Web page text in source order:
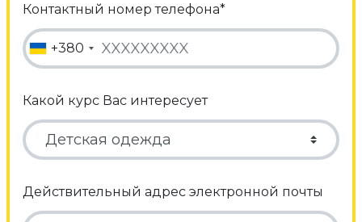
Контактный номер телефона*
+380
Какой курс Вас интересует
Действительный адрес электронной почты